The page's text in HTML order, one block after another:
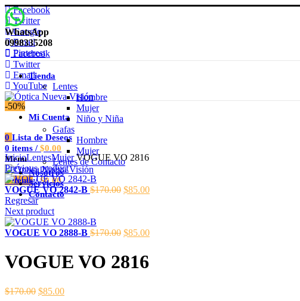
Facebook
Twitter
Google
Email
Pinterest
WhatsApp
0998335208
Facebook
Twitter
Email
YouTube
Mi Cuenta
0 Lista de Deseos
0 items / $0.00
Menu
0items / $0.00
Tienda
Lentes
Hombre
Mujer
Niño y Niña
Gafas
Hombre
Mujer
Lentes de Contacto
Nosotros
Servicios
Contacto
-50%
Clic para agrandar
InicioLentesMujerVOGUE VO 2816
Previous product
VOGUE VO 2842-B $170.00 El
$170.00.
$85.00El
$85.00.
Regresar
Next product
VOGUE VO 2888-B $170.00 El
original
era:
$85.00El
VOGUE VO 2816
$170.00 El
$85.00El